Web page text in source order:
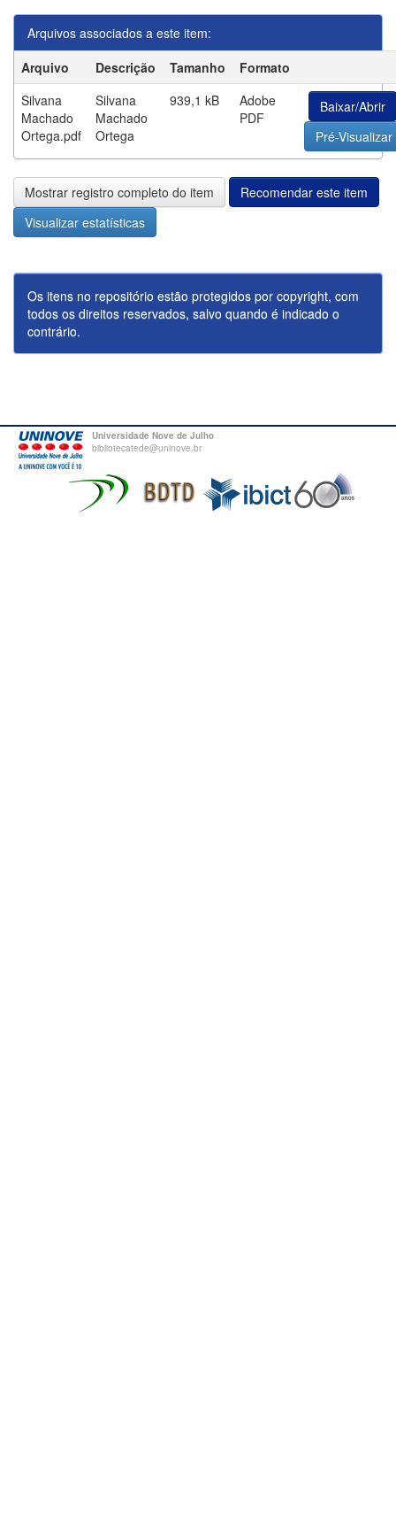
Arquivos associados a este item:
Arquivo
Descrição Tamanho
Formato
Silvana
Machado
Ortega.pdf
Silvana
Machado
Ortega
939,1 kB
Adobe
PDF
Baixar/Abrir
Pré-Visualizar
Mostrar registro completo do item
Recomendar este item
Visualizar estatísticas
Os itens no repositório estão protegidos por copyright, com
todos os direitos reservados, salvo quando é indicado o
contrário.
Universidade Nove de Julho
bibliotecatede@uninove.br